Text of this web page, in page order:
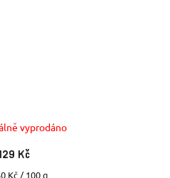
vyprodáno
Kč
Kč / 100 g